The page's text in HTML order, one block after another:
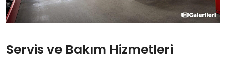
Servis ve Bakım Hizmetleri